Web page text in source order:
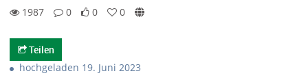
1987
0
0
0
Teilen
hochgeladen 19. Juni 2023